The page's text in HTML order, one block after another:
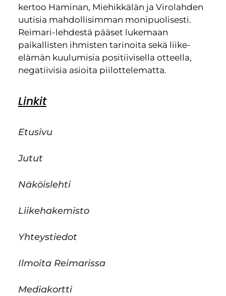
kertoo Haminan, Miehikkälän ja Virolahden
uutisia mahdollisimman monipuolisesti.
Reimari-lehdestä pääset lukemaan
paikallisten ihmisten tarinoita sekä liike-
elämän kuulumisia positiivisella otteella,
negatiivisia asioita piilottelematta.
Linkit
Etusivu
Jutut
Näköislehti
Liikehakemisto
Yhteystiedot
Ilmoita Reimarissa
Mediakortti